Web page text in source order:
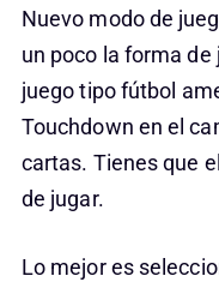
Nuevo modo de
un poco la forma de
juego tipo fútbol
Touchdown en el
cartas. Tienes que
de jugar.
Lo mejor es